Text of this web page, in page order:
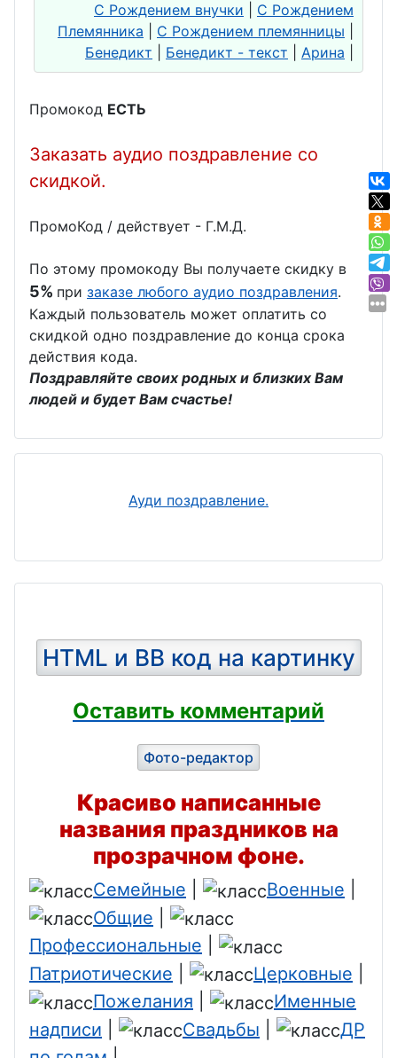
С Рождением внучки
С Рождением
Племянника
С Рождением племянницы
Бенедикт
Бенедикт - текст Арина
Промокод ЕСТЬ
Заказать аудио поздравление со
скидкой.
ПромоКод / действует - Г.М.Д.
По этому промокоду Вы получаете скидку в
5% при заказе любого аудио поздравления.
Каждый пользователь может оплатить со
скидкой одно поздравление до конца срока
действия кода.
Поздравляйте своих родных и близких Вам
людей и будет Вам счастье!
Ауди поздравление.
HTML и BB код на картинку
Оставить комментарий
Фото-редактор
Красиво написанные
названия праздников на
прозрачном фоне.
Семейные Военные
Общие
Профессиональные
Патриотические
Церковные
Пожелания
Именные
надписи
Свадьбы
ДР